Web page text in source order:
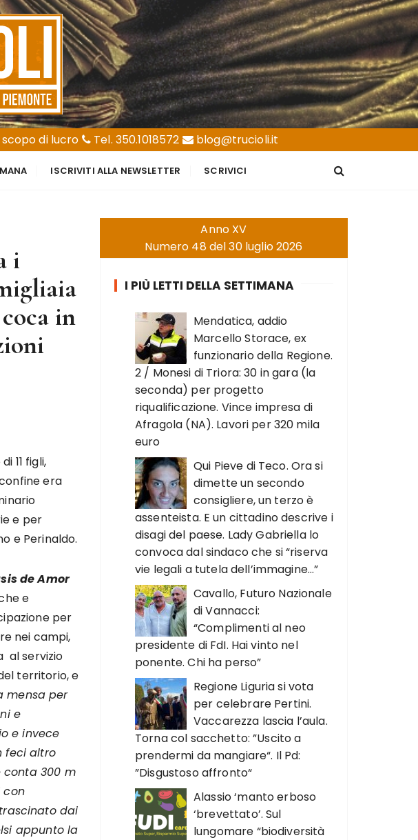
di lucro
Tel. 350.1018572 blog@trucioli.it
ISCRIVITI ALLA NEWSLETTER SCRIVICI
i
in
11 figli,
era
e per
e Perinaldo.
de Amor
e
per
nei campi,
al servizio
territorio, e
mensa per
e
e invece
feci altro
conta 300 m
con
dai
appunto la
Anno XV
Numero 48 del 30 luglio 2026
I PIÙ LETTI DELLA SETTIMANA
Mendatica, addio
Marcello Storace, ex
funzionario della Regione.
2 / Monesi di Triora: 30 in gara (la
seconda) per progetto
riqualificazione. Vince impresa di
Afragola (NA). Lavori per 320 mila
euro
Qui Pieve di Teco. Ora si
dimette un secondo
consigliere, un terzo è
assenteista. E un cittadino descrive i
disagi del paese. Lady Gabriella lo
convoca dal sindaco che si “riserva
vie legali a tutela dell’immagine…”
Cavallo, Futuro Nazionale
di Vannacci:
“Complimenti al neo
presidente di FdI. Hai vinto nel
ponente. Chi ha perso”
Regione Liguria si vota
per celebrare Pertini.
Vaccarezza lascia l’aula.
Torna col sacchetto: ”Uscito a
prendermi da mangiare“. Il Pd:
”Disgustoso affronto“
Alassio ‘manto erboso
‘brevettato’. Sul
lungomare “biodiversità